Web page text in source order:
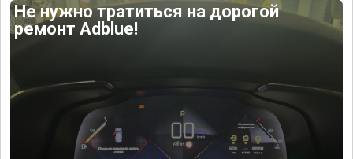
Не нужно тратиться на дорогой
ремонт Adblue!